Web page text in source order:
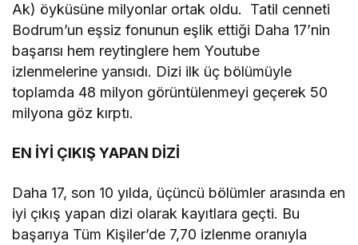
Ak) öyküsüne milyonlar ortak oldu. Tatil cenneti
Bodrum’un eşsiz fonunun eşlik ettiği Daha 17’nin
başarısı hem reytinglere hem Youtube
izlenmelerine yansıdı. Dizi ilk üç bölümüyle
toplamda 48 milyon görüntülenmeyi geçerek 50
milyona göz kırptı.
EN İYİ ÇIKIŞ YAPAN DİZİ
Daha 17, son 10 yılda, üçüncü bölümler arasında en
iyi çıkış yapan dizi olarak kayıtlara geçti. Bu
başarıya Tüm Kişiler’de 7,70 izlenme oranıyla